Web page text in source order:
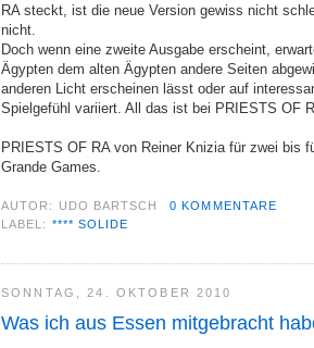
RA steckt, ist die neue Version gewiss nicht
nicht.
Doch wenn eine zweite Ausgabe erscheint,
Ägypten dem alten Ägypten andere Seiten
anderen Licht erscheinen lässt oder auf
Spielgefühl variiert. All das ist bei PRIESTS OF
PRIESTS OF RA von Reiner Knizia für zwei bis
Grande Games.
AUTOR: UDO BARTSCH
0 KOMMENTARE
LABEL: **** SOLIDE
SONNTAG, 24. OKTOBER 2010
Was ich aus Essen mitgebracht